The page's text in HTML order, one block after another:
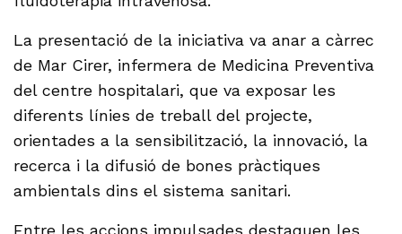
La presentació de la iniciativa va anar a càrrec
de Mar Cirer, infermera de Medicina Preventiva
del centre hospitalari, que va exposar les
diferents línies de treball del projecte,
orientades a la sensibilització, la innovació, la
recerca i la difusió de bones pràctiques
ambientals dins el sistema sanitari.
Entre les accions impulsades destaquen les